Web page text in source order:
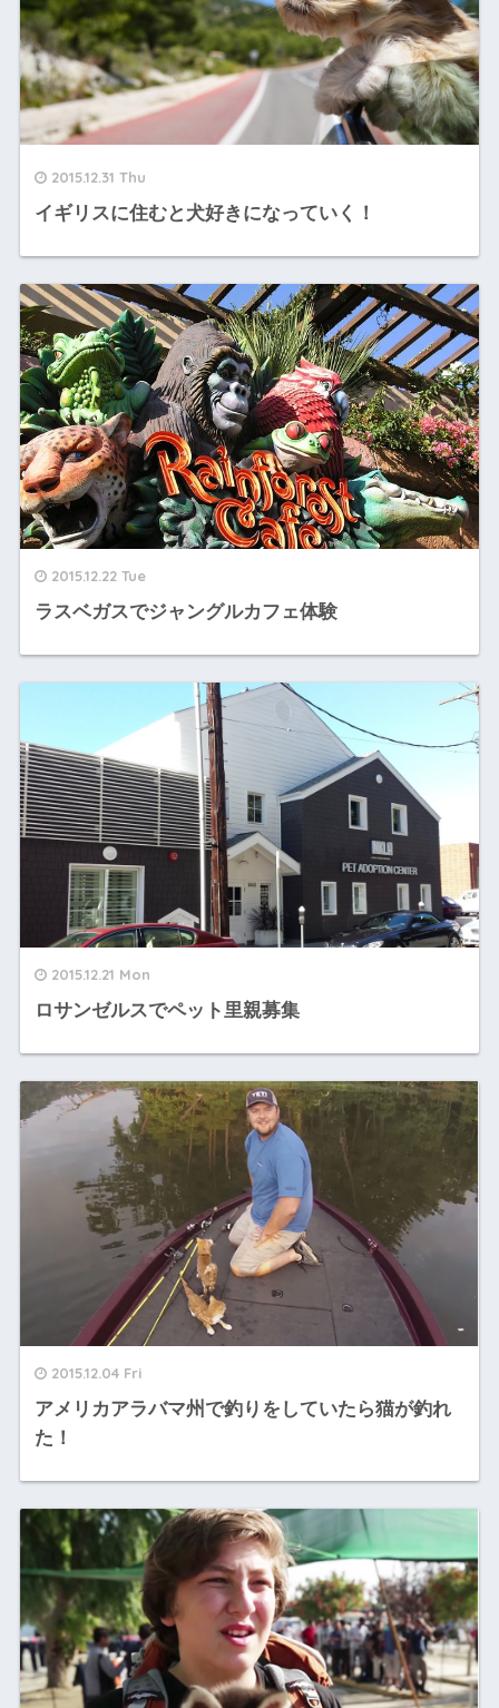
2015.12.31 Thu
イギリスに住むと犬好きになっていく！
2015.12.22 Tue
ラスベガスでジャングルカフェ体験
2015.12.21 Mon
ロサンゼルスでペット里親募集
2015.12.04 Fri
アメリカアラバマ州で釣りをしていたら猫が釣れ
た！